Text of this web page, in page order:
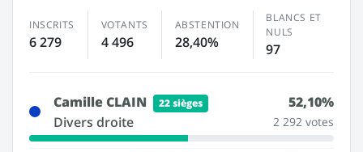
INSCRITS
6 279
VOTANTS
4 496
ABSTENTION
28,40%
BLANCS ET
NULS
97
Camille CLAIN 22 sièges
Divers droite
52,10%
2 292 votes